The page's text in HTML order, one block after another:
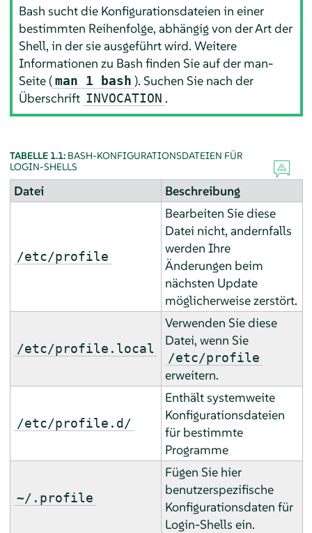
Bash sucht die Konfigurationsdateien in einer
bestimmten Reihenfolge, abhängig von der Art der
Shell, in der sie ausgeführt wird. Weitere
Informationen zu Bash finden Sie auf der man-
Seite (man 1 bash ). Suchen Sie nach der
Überschrift INVOCATION .
TABELLE 1.1: BASH-KONFIGURATIONSDATEIEN FÜR
LOGIN-SHELLS
Datei Beschreibung
/etc/profile
Bearbeiten Sie diese
Datei nicht, andernfalls
werden Ihre
Änderungen beim
nächsten Update
möglicherweise zerstört.
/etc/profile.local
Verwenden Sie diese
Datei, wenn Sie
/etc/profile
erweitern.
/etc/profile.d/
Enthält systemweite
Konfigurationsdateien
für bestimmte
Programme
~/.profile
Fügen Sie hier
benutzerspezifische
Konfigurationsdaten für
Login-Shells ein.